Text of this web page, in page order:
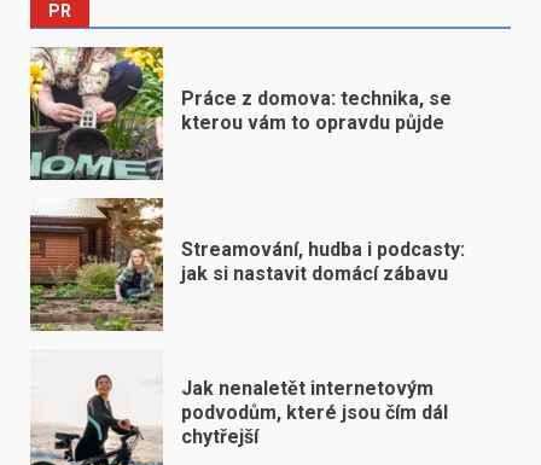
PR
Práce z domova: technika, se
kterou vám to opravdu půjde
Streamování, hudba i podcasty:
jak si nastavit domácí zábavu
Jak nenaletět internetovým
podvodům, které jsou čím dál
chytřejší